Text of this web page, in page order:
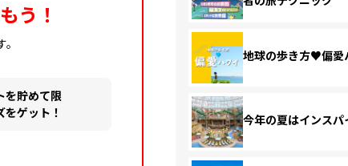
う！
を貯めて限
をゲット！
地球の歩き方♥偏愛
今年の夏はインスパ